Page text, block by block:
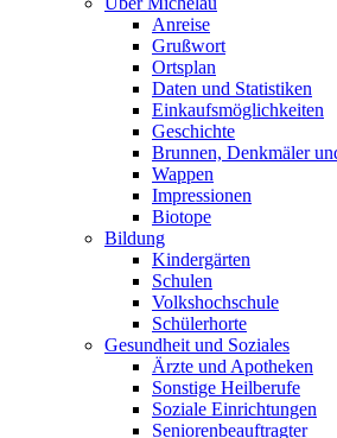
Anreise
Grußwort
Ortsplan
Daten und Statistiken
Einkaufsmöglichkeiten
Geschichte
Brunnen, Denkmäler
Wappen
Impressionen
Biotope
Bildung
Kindergärten
Schulen
Volkshochschule
Schülerhorte
Gesundheit und Soziales
Ärzte und Apotheken
Sonstige Heilberufe
Soziale Einrichtungen
Seniorenbeauftragter